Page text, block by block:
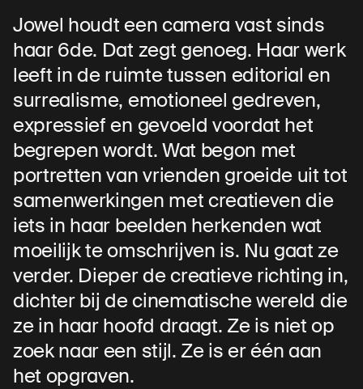
Jowel houdt een camera vast sinds
haar 6de. Dat zegt genoeg. Haar werk
leeft in de ruimte tussen editorial en
surrealisme, emotioneel gedreven,
expressief en gevoeld voordat het
begrepen wordt. Wat begon met
portretten van vrienden groeide uit tot
samenwerkingen met creatieven die
iets in haar beelden herkenden wat
moeilijk te omschrijven is. Nu gaat ze
verder. Dieper de creatieve richting in,
dichter bij de cinematische wereld die
ze in haar hoofd draagt. Ze is niet op
zoek naar een stijl. Ze is er één aan
het opgraven.